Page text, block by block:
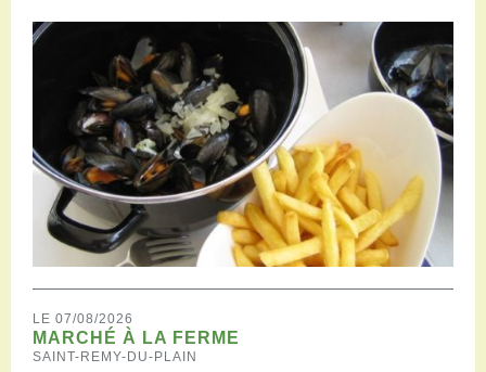
LE 07/08/2026
MARCHÉ À LA FERME
SAINT-REMY-DU-PLAIN